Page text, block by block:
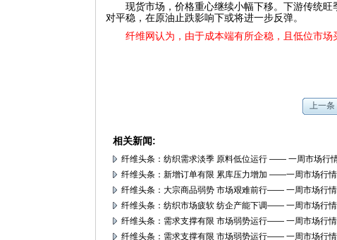
现货市场，价格重心继续小幅下移。下游传统
对平稳，在原油止跌影响下或将进一步反弹。
纤维网认为，由于成本端有所企稳，且低位市场
上一条
相关新闻:
纤维头条：纺织需求淡季 原料低位运行 —— 一周市场行
纤维头条：新增订单有限 累库压力增加 ——一周市场行情
纤维头条：大宗商品弱势 市场艰难前行—— 一周市场行情
纤维头条：纺织市场疲软 纺企产能下调—— 一周市场行情
纤维头条：需求支撑有限 市场弱势运行—— 一周市场行情
纤维头条：需求支撑有限 市场弱势运行—— 一周市场行情